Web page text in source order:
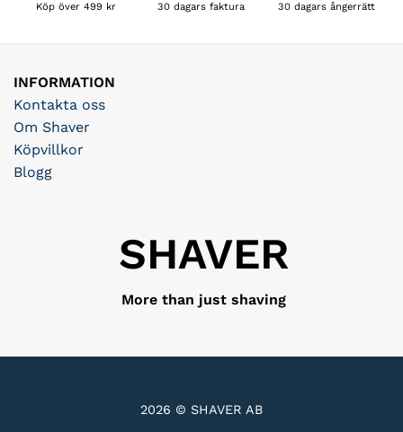
Köp över 499 kr 30 dagars faktura 30 dagars ångerrätt
INFORMATION
Kontakta oss
Om Shaver
Köpvillkor
Blogg
SHAVER
More than just shaving
2026 © SHAVER AB